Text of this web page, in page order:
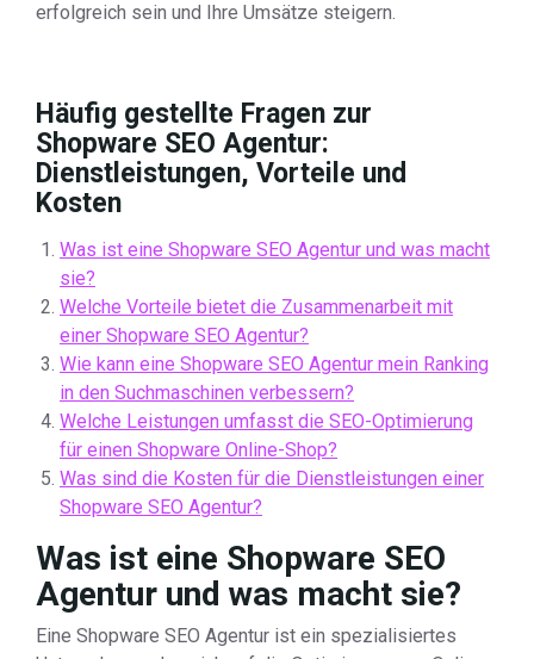
erfolgreich sein und Ihre Umsätze steigern.
Häufig gestellte Fragen zur
Shopware SEO Agentur:
Dienstleistungen, Vorteile und
Kosten
Was ist eine Shopware SEO Agentur und was macht
sie?
Welche Vorteile bietet die Zusammenarbeit mit
einer Shopware SEO Agentur?
Wie kann eine Shopware SEO Agentur mein Ranking
in den Suchmaschinen verbessern?
Welche Leistungen umfasst die SEO-Optimierung
für einen Shopware Online-Shop?
Was sind die Kosten für die Dienstleistungen einer
Shopware SEO Agentur?
Was ist eine Shopware SEO
Agentur und was macht sie?
Eine Shopware SEO Agentur ist ein spezialisiertes